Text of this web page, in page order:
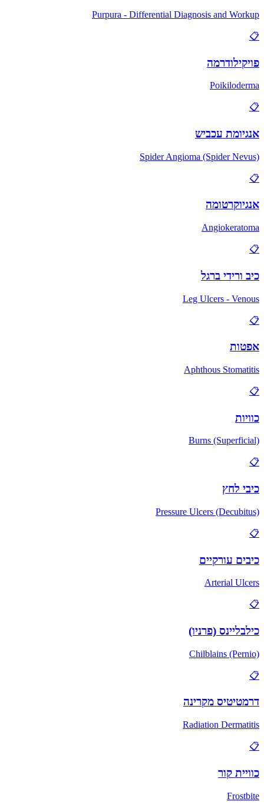
Purpura - Differential Diagnosis and Workup
📋
פויקילודרמה
Poikiloderma
📋
אנגיומת עכביש
Spider Angioma (Spider Nevus)
📋
אנגיוקרטומה
Angiokeratoma
📋
כיב ורידי ברגל
Leg Ulcers - Venous
📋
אפטות
Aphthous Stomatitis
📋
כוויות
Burns (Superficial)
📋
כיבי לחץ
Pressure Ulcers (Decubitus)
📋
כיבים עורקיים
Arterial Ulcers
📋
כילבליינס (פרניו)
Chilblains (Pernio)
📋
דרמטיטיס מקרינה
Radiation Dermatitis
📋
כוויית קור
Frostbite